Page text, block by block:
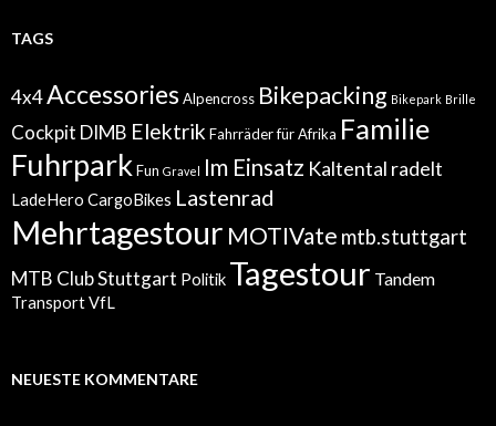
TAGS
4x4AccessoriesAlpencross Bikepacking Bikepark Brille
Cockpit DIMB Elektrik Fahrräder für Afrika Familie
FuhrparkFun Gravel Im Einsatz Kaltental radelt
LadeHero CargoBikes Lastenrad
Mehrtagestour MOTIVate mtb.stuttgart
MTB Club Stuttgart Politik Tagestour Tandem
TransportVfL
NEUESTE KOMMENTARE